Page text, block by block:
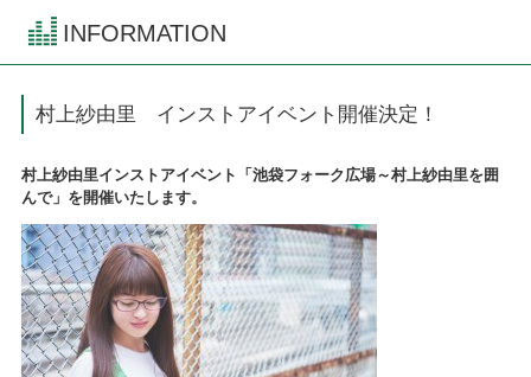
INFORMATION
村上紗由里 インストアイベント開催決定！
村上紗由里インストアイベント「池袋フォーク広場～村上紗由里を囲
んで」を開催いたします。